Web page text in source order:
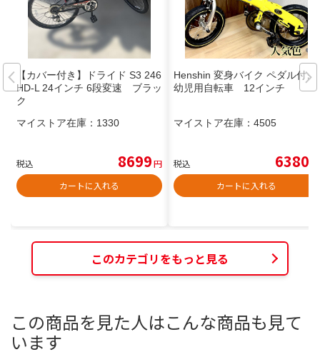
【カバー付き】ドライド S3 246
HD-L 24インチ 6段変速 ブラッ
ク
マイストア在庫： 1330
税込 8699円
カートに入れる
Henshin 変身バイク ペダル付き
幼児用自転車 12インチ
マイストア在庫： 4505
税込 6380
カートに入れる
このカテゴリをもっと見る
この商品を見た人はこんな商品も見て
います